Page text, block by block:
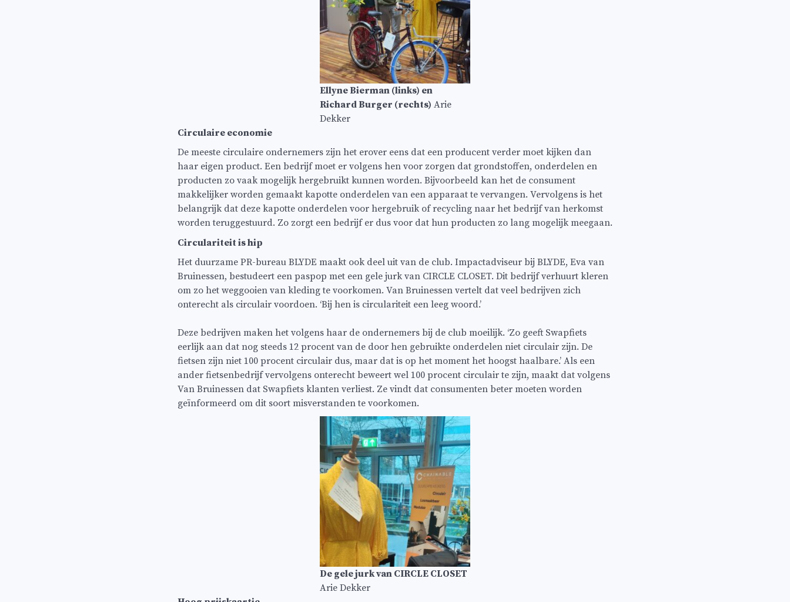
Ellyne Bierman (links) en
Richard Burger (rechts) Arie
Dekker
Circulaire economie
De meeste circulaire ondernemers zijn het erover eens dat een producent verder moet kijken dan
haar eigen product. Een bedrijf moet er volgens hen voor zorgen dat grondstoffen, onderdelen en
producten zo vaak mogelijk hergebruikt kunnen worden. Bijvoorbeeld kan het de consument
makkelijker worden gemaakt kapotte onderdelen van een apparaat te vervangen. Vervolgens is het
belangrijk dat deze kapotte onderdelen voor hergebruik of recycling naar het bedrijf van herkomst
worden teruggestuurd. Zo zorgt een bedrijf er dus voor dat hun producten zo lang mogelijk meegaan.
Circulariteit is hip
Het duurzame PR-bureau BLYDE maakt ook deel uit van de club. Impactadviseur bij BLYDE, Eva van
Bruinessen, bestudeert een paspop met een gele jurk van CIRCLE CLOSET. Dit bedrijf verhuurt kleren
om zo het weggooien van kleding te voorkomen. Van Bruinessen vertelt dat veel bedrijven zich
onterecht als circulair voordoen. ‘Bij hen is circulariteit een leeg woord.’
Deze bedrijven maken het volgens haar de ondernemers bij de club moeilijk. ‘Zo geeft Swapfiets
eerlijk aan dat nog steeds 12 procent van de door hen gebruikte onderdelen niet circulair zijn. De
fietsen zijn niet 100 procent circulair dus, maar dat is op het moment het hoogst haalbare.’ Als een
ander fietsenbedrijf vervolgens onterecht beweert wel 100 procent circulair te zijn, maakt dat volgens
Van Bruinessen dat Swapfiets klanten verliest. Ze vindt dat consumenten beter moeten worden
geïnformeerd om dit soort misverstanden te voorkomen.
De gele jurk van CIRCLE CLOSET
Arie Dekker